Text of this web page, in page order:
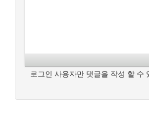
로그인 사용자만 댓글을 작성 할 수